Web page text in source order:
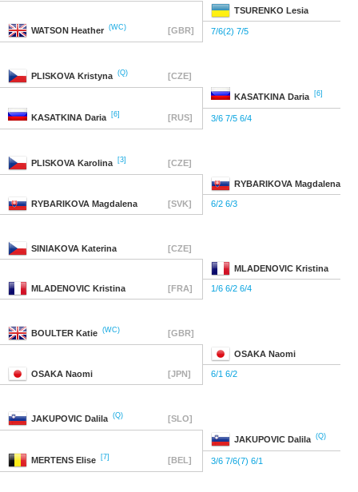
TSURENKO Lesia
WATSON Heather (WC) [GBR] 7/6(2) 7/5
PLISKOVA Kristyna (Q) [CZE]
KASATKINA Daria [6]
KASATKINA Daria [6] [RUS] 3/6 7/5 6/4
PLISKOVA Karolina [3] [CZE]
RYBARIKOVA Magdalena
RYBARIKOVA Magdalena [SVK] 6/2 6/3
SINIAKOVA Katerina [CZE]
MLADENOVIC Kristina
MLADENOVIC Kristina [FRA] 1/6 6/2 6/4
BOULTER Katie (WC) [GBR]
OSAKA Naomi
OSAKA Naomi [JPN] 6/1 6/2
JAKUPOVIC Dalila (Q) [SLO]
JAKUPOVIC Dalila (Q)
MERTENS Elise [7] [BEL] 3/6 7/6(7) 6/1